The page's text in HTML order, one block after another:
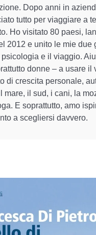
Dopo anni in
tutto per viaggiare a
Ho visitato 80 paesi,
2012 e unito le mie due
e il viaggio.
donne – a usare il
di crescita personale,
mare, il sud, i cani, la
E soprattutto, amo
a scegliersi davvero.